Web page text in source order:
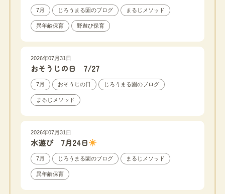
7月 じろうまる園のブログ まるじメソッド
異年齢保育 野遊び保育
2026年07月31日
おそうじの日 7/27
7月 おそうじの日 じろうまる園のブログ
まるじメソッド
2026年07月31日
水遊び 7月24日
7月 じろうまる園のブログ まるじメソッド
異年齢保育